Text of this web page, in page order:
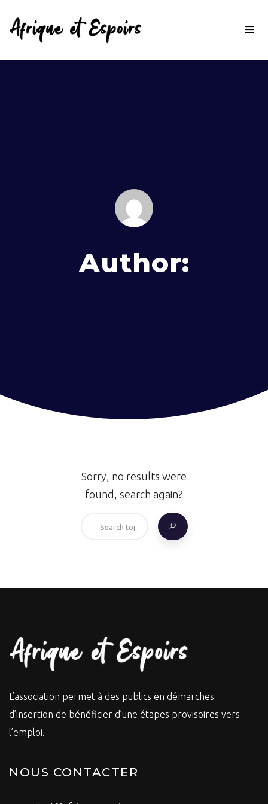
Author:
Sorry, no results were
found, search again?
L’association permet à des publics en démarches
d’insertion de bénéficier d’une étapes provisoires vers
l’emploi.
NOUS CONTACTER